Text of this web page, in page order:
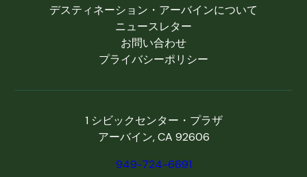
デスティネーション・アーバインについて
ニュースレター
お問い合わせ
プライバシーポリシー
1 シビックセンター・プラザ
アーバイン, CA 92606
949-724-6691